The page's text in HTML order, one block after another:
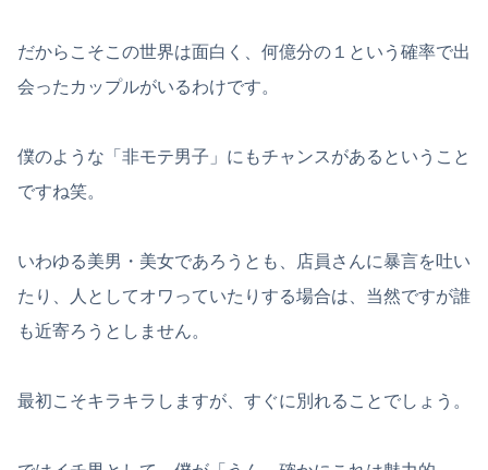
だからこそこの世界は面白く、何億分の１という確率で出
会ったカップルがいるわけです。
僕のような「非モテ男子」にもチャンスがあるということ
ですね笑。
いわゆる美男・美女であろうとも、店員さんに暴言を吐い
たり、人としてオワっていたりする場合は、当然ですが誰
も近寄ろうとしません。
最初こそキラキラしますが、すぐに別れることでしょう。